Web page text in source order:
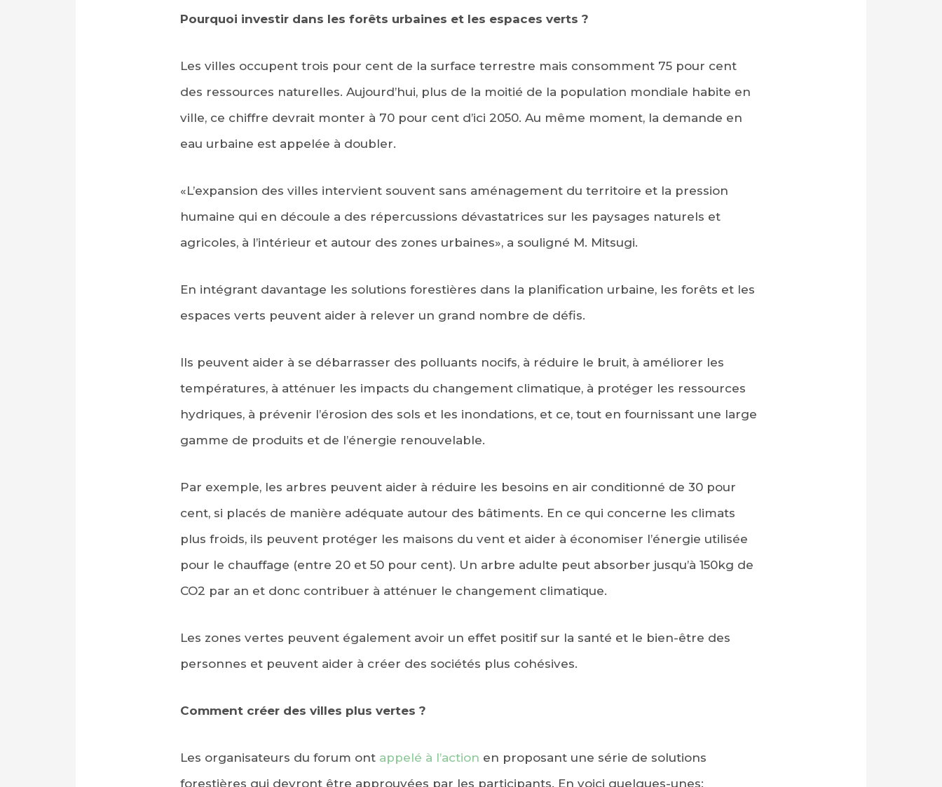
Pourquoi investir dans les forêts urbaines et les espaces verts ?
Les villes occupent trois pour cent de la surface terrestre mais consomment 75 pour cent
des ressources naturelles. Aujourd’hui, plus de la moitié de la population mondiale habite en
ville, ce chiffre devrait monter à 70 pour cent d’ici 2050. Au même moment, la demande en
eau urbaine est appelée à doubler.
«L’expansion des villes intervient souvent sans aménagement du territoire et la pression
humaine qui en découle a des répercussions dévastatrices sur les paysages naturels et
agricoles, à l’intérieur et autour des zones urbaines», a souligné M. Mitsugi.
En intégrant davantage les solutions forestières dans la planification urbaine, les forêts et les
espaces verts peuvent aider à relever un grand nombre de défis.
Ils peuvent aider à se débarrasser des polluants nocifs, à réduire le bruit, à améliorer les
températures, à atténuer les impacts du changement climatique, à protéger les ressources
hydriques, à prévenir l’érosion des sols et les inondations, et ce, tout en fournissant une large
gamme de produits et de l’énergie renouvelable.
Par exemple, les arbres peuvent aider à réduire les besoins en air conditionné de 30 pour
cent, si placés de manière adéquate autour des bâtiments. En ce qui concerne les climats
plus froids, ils peuvent protéger les maisons du vent et aider à économiser l’énergie utilisée
pour le chauffage (entre 20 et 50 pour cent). Un arbre adulte peut absorber jusqu’à 150kg de
CO2 par an et donc contribuer à atténuer le changement climatique.
Les zones vertes peuvent également avoir un effet positif sur la santé et le bien-être des
personnes et peuvent aider à créer des sociétés plus cohésives.
Comment créer des villes plus vertes ?
Les organisateurs du forum ont appelé à l’action en proposant une série de solutions
forestières qui devront être approuvées par les participants. En voici quelques-unes: